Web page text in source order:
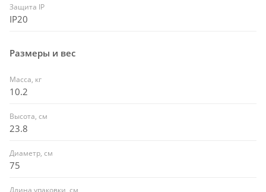
Защита IP
IP20
Размеры и вес
Масса, кг
10.2
Высота, см
23.8
Диаметр, см
75
Длина упаковки, см